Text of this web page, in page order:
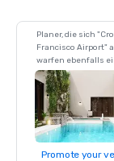
Planer, die sich
Francisco Airport"
warfen ebenfalls
Promote your